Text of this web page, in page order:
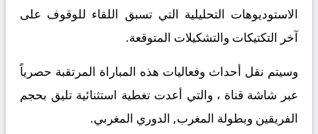
الاستوديوهات التحليلية التي تسبق اللقاء للوقوف على
آخر التكتيكات والتشكيلات المتوقعة.
​وسيتم نقل أحداث وفعاليات هذه المباراة المرتقبة حصرياً
عبر شاشة قناة ، والتي أعدت تغطية استثنائية تليق بحجم
الفريقين وبطولة المغرب, الدوري المغربي.